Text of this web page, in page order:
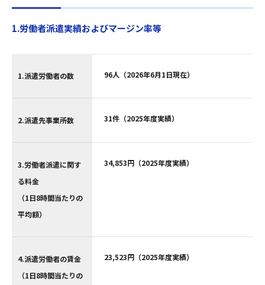
1.労働者派遣実績およびマージン率等
1.派遣労働者の数 96人（2026年6月1日現在）
2.派遣先事業所数 31件（2025年度実績）
3.労働者派遣に関す
る料金
（1日8時間当たりの
平均額）
34,853円（2025年度実績）
4.派遣労働者の賃金
（1日8時間当たりの
23,523円（2025年度実績）